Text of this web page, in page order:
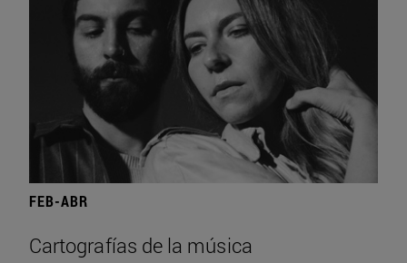
FEB-ABR
Cartografías de la música